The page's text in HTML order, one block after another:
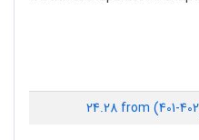
24.28 from (401-